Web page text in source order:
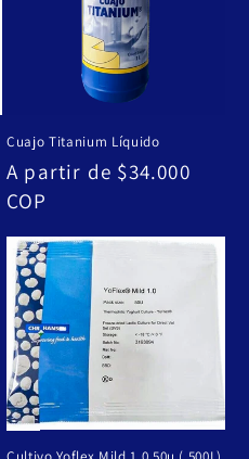
Cuajo Titanium Líquido
Precio
habitual
A partir de $34.000
COP